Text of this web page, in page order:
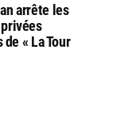
arrête les
« La Tour